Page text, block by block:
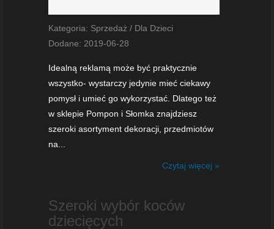
Kategoria: Sprzedaż / Dla Dzieci
Dodane: 2019-06-28
Idealną reklamą może być praktycznie
wszystko- wystarczy jedynie mieć ciekawy
pomysł i umieć go wykorzystać. Dlatego też
w sklepie Pompon i Słomka znajdziesz
szeroki asortyment dekoracji, przedmiotów
na...
Czytaj więcej »
Szeroki wybór koców
dziecięcych